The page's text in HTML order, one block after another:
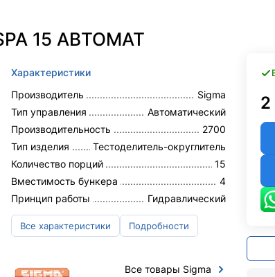
15 АВТОМАТ
Характеристики
Производитель
Sigma
Тип управления
Автоматический
Производительность
2700
Тип изделия
Тестоделитель-округлитель
Количество порций
15
Вместимость бункера
4
Принцип работы
Гидравлический
Все характеристики Подробности
Все товары Sigma